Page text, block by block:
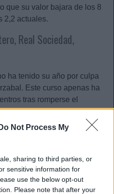
Do Not Process My
sharing to third parties, or
sensitive information for
use the below opt-out
Please note that after your
que su valor bajara de los 8
2,2 actuales.
Real Sociedad,
ha tenido su año por culpa
Este curso apenas ha
tras romperse el
logrando 9 goles y 3
puntos.
su valor de
tras su grave lesión
costaba cuando empezó